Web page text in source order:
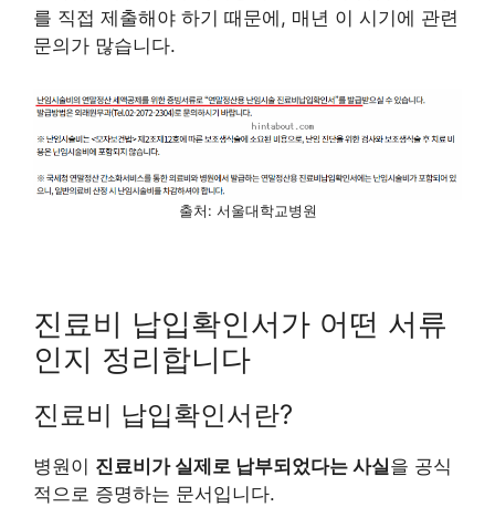
를 직접 제출해야 하기 때문에, 매년 이 시기에 관련
문의가 많습니다.
출처: 서울대학교병원
진료비 납입확인서가 어떤 서류
인지 정리합니다
진료비 납입확인서란?
병원이 진료비가 실제로 납부되었다는 사실을 공식
적으로 증명하는 문서입니다.